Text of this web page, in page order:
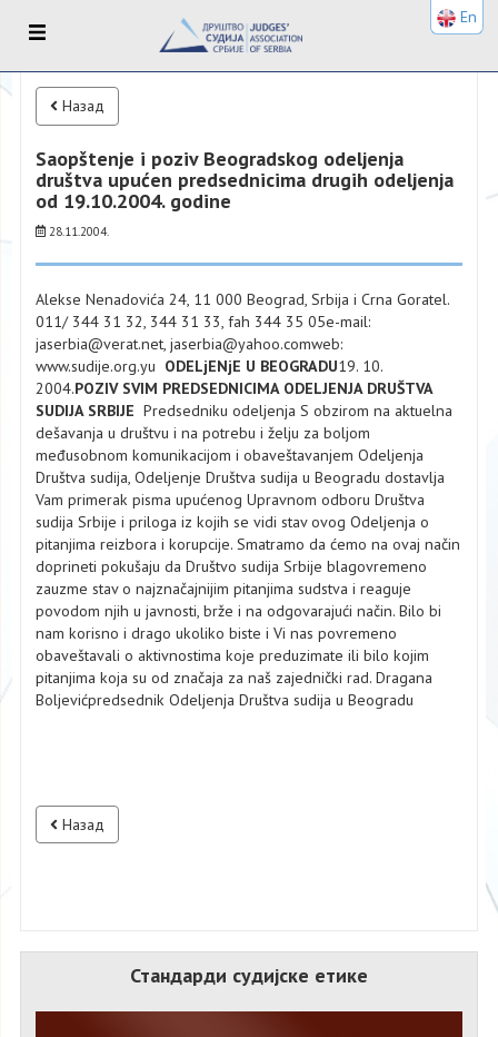
Назад
Saopštenje i poziv Beogradskog odeljenja
društva upućen predsednicima drugih odeljenja
od 19.10.2004. godine
28.11.2004.
Alekse Nenadovića 24, 11 000 Beograd, Srbija i Crna Goratel.
011/ 344 31 32, 344 31 33, fah 344 35 05e-mail:
jaserbia@verat.net, jaserbia@yahoo.comweb:
www.sudije.org.yu ODELjENjE U BEOGRADU19. 10.
2004.POZIV SVIM PREDSEDNICIMA ODELJENJA DRUŠTVA
SUDIJA SRBIJE Predsedniku odeljenja S obzirom na aktuelna
dešavanja u društvu i na potrebu i želju za boljom
međusobnom komunikacijom i obaveštavanjem Odeljenja
Društva sudija, Odeljenje Društva sudija u Beogradu dostavlja
Vam primerak pisma upućenog Upravnom odboru Društva
sudija Srbije i priloga iz kojih se vidi stav ovog Odeljenja o
pitanjima reizbora i korupcije. Smatramo da ćemo na ovaj način
doprineti pokušaju da Društvo sudija Srbije blagovremeno
zauzme stav o najznačajnijim pitanjima sudstva i reaguje
povodom njih u javnosti, brže i na odgovarajući način. Bilo bi
nam korisno i drago ukoliko biste i Vi nas povremeno
obaveštavali o aktivnostima koje preduzimate ili bilo kojim
pitanjima koja su od značaja za naš zajednički rad. Dragana
Boljevićpredsednik Odeljenja Društva sudija u Beogradu
Назад
Стандарди судијске етике
En